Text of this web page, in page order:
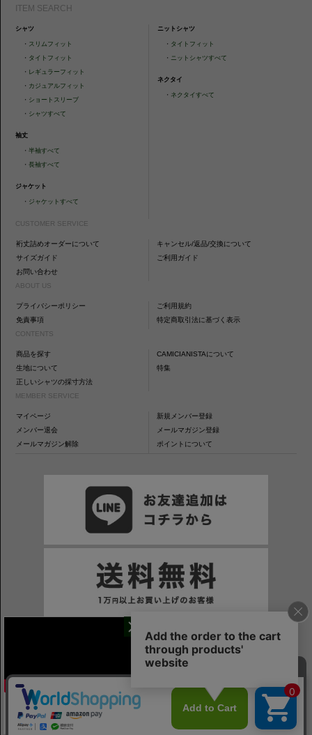
ITEM SEARCH
シャツ
・ スリムフィット
・ タイトフィット
・ レギュラーフィット
・ カジュアルフィット
・ ショートスリーブ
・ シャツすべて
袖丈
・半袖すべて
・長袖すべて
ジャケット
・ ジャケットすべて
ニットシャツ
・ タイトフィット
・ ニットシャツすべて
ネクタイ
・ ネクタイすべて
CUSTOMER SERVICE
裄丈詰めオーダーについて
キャンセル/返品/交換について
サイズガイド
ご利用ガイド
お問い合わせ
ABOUT US
プライバシーポリシー
ご利用規約
免責事項
特定商取引法に基づく表示
CONTENTS
商品を探す
CAMICIANISTAについて
生地について
特集
正しいシャツの採寸方法
MEMBER SERVICE
マイページ
新規メンバー登録
メンバー退会
メールマガジン登録
メールマガジン解除
ポイントについて
※一部表示がPCサイトになるページもございます。
※当サイトの税込価格表示は、掲載時の消費税率に応じた価格で記載しております。ご注意ください。
干場氏が考える
「良いシャツの条件！」